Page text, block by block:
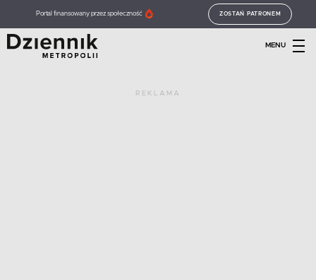
Portal finansowany przez społeczność ZOSTAŃ PATRONEM
MENU
REKLAMA